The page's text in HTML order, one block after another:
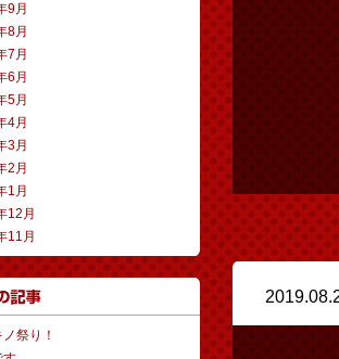
9月
8月
7月
6月
5月
4月
3月
2月
1月
12月
11月
祭り！